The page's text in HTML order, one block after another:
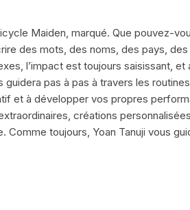
Maiden, marqué. Que pouvez-
des mots, des noms, des pays,
l’impact est toujours saisissant,
pas à pas à travers les
et à développer vos propres
créations
toujours, Yoan Tanuji vous